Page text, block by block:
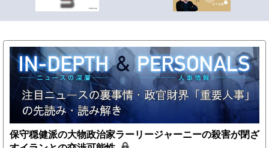
保守穏健派の大物政治家ラーリージャーニーの殺害が閉ざ